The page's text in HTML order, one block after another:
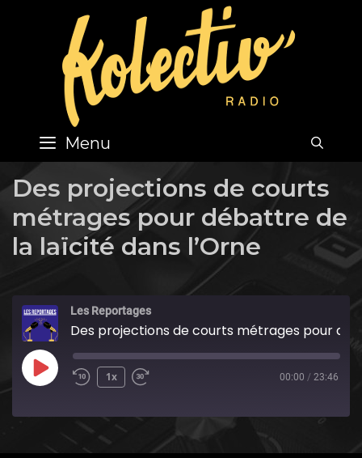
content
Menu
Des projections de courts
métrages pour débattre de
la laïcité dans l’Orne
Les Reportages
Play
1x 00:00 / 23:46